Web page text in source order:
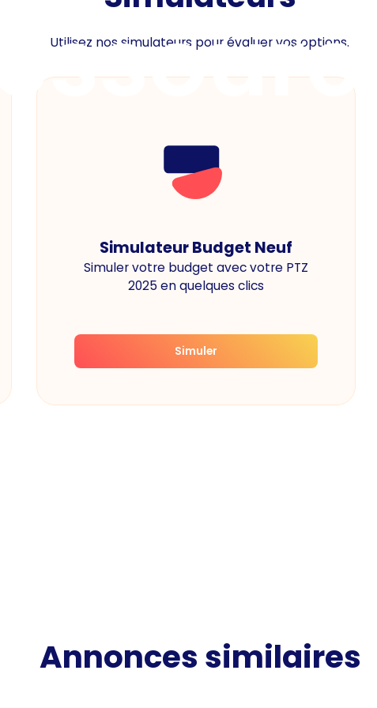
Utilisez nos simulateurs pour évaluer vos options.
Simulateur Budget Neuf
Simuler votre budget avec votre PTZ
2025 en quelques clics
Simuler
Annonces similaires